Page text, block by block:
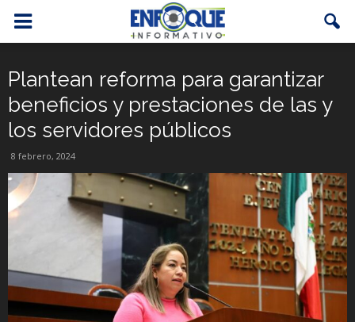
Plantean reforma para garantizar
beneficios y prestaciones de las y
los servidores públicos
8 febrero, 2024